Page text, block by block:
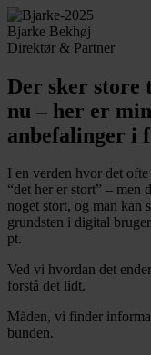
Bjarke Bekhøj
Direktør & Partner
Der sker store
nu – her er
anbefalinger i
I en verden hvor det
“det her er stort” – men
noget stort, og man kan
grundsten i digital
pt.
Ved vi hvordan det
forstå det lidt.
Måden, vi finder
bunden.